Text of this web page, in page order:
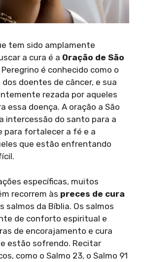
tem sido amplamente
a cura é a Oração de São
Peregrino é conhecido como o
doentes de câncer, e sua
rezada por aqueles
essa doença. A oração a São
intercessão do santo para a
para fortalecer a fé e a
que estão enfrentando
específicas, muitos
recorrem às preces de cura
salmos da Bíblia. Os salmos
de conforto espiritual e
de encorajamento e cura
estão sofrendo. Recitar
como o Salmo 23, o Salmo 91